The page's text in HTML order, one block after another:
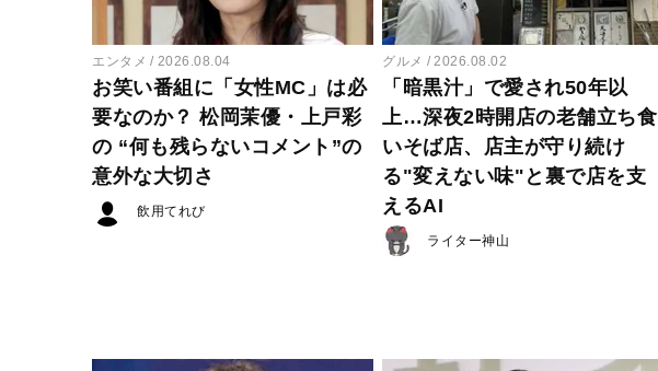
エンタメ 2026.08.04
お笑い番組に「女性MC」は必
要なのか？ 松岡茉優・上戸彩
の “何も残らないコメント”の
意外な大切さ
飲用てれび
グルメ 2026.08.02
「暗黒汁」で愛され50年以
上…深夜2時開店の老舗立ち食
いそば店、店主が守り続け
る"変えない味"と裏で店を支
えるAI
ライター神山